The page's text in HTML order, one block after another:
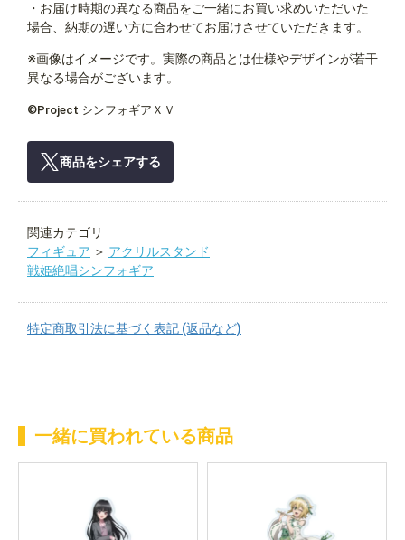
・お届け時期の異なる商品をご一緒にお買い求めいただいた
場合、納期の遅い方に合わせてお届けさせていただきます。
※画像はイメージです。実際の商品とは仕様やデザインが若干
異なる場合がございます。
©Project シンフォギアＸＶ
商品をシェアする
関連カテゴリ
フィギュア ＞ アクリルスタンド
戦姫絶唱シンフォギア
特定商取引法に基づく表記 (返品など)
一緒に買われている商品